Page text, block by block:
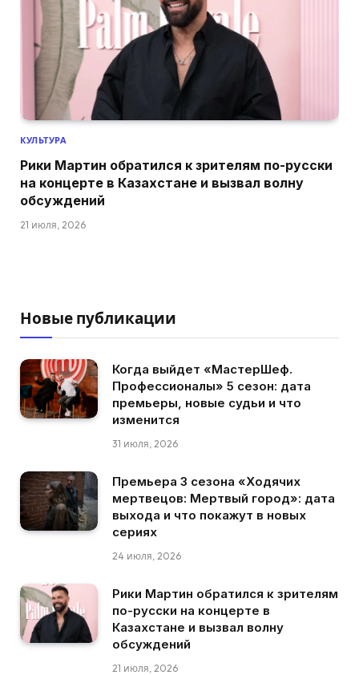
КУЛЬТУРА
Рики Мартин обратился к зрителям по-русски
на концерте в Казахстане и вызвал волну
обсуждений
21 июля, 2026
Новые публикации
Когда выйдет «МастерШеф.
Профессионалы» 5 сезон: дата
премьеры, новые судьи и что
изменится
31 июля, 2026
Премьера 3 сезона «Ходячих
мертвецов: Мертвый город»: дата
выхода и что покажут в новых
сериях
24 июля, 2026
Рики Мартин обратился к зрителям
по-русски на концерте в
Казахстане и вызвал волну
обсуждений
21 июля, 2026